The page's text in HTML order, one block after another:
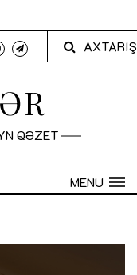
AXTARIŞ
QƏZET
MENU